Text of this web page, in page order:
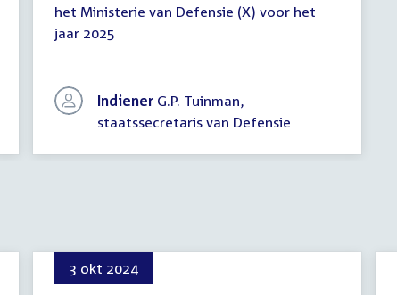
het Ministerie van Defensie (X) voor het
jaar 2025
Indiener G.P. Tuinman,
staatssecretaris van Defensie
3 okt 2024